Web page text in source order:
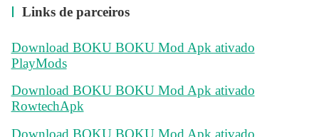
Links de parceiros
Download BOKU BOKU Mod Apk ativado
PlayMods
Download BOKU BOKU Mod Apk ativado
RowtechApk
Download BOKU BOKU Mod Apk ativado